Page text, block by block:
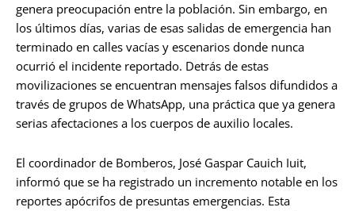
genera preocupación entre la población. Sin embargo, en
los últimos días, varias de esas salidas de emergencia han
terminado en calles vacías y escenarios donde nunca
ocurrió el incidente reportado. Detrás de estas
movilizaciones se encuentran mensajes falsos difundidos a
través de grupos de WhatsApp, una práctica que ya genera
serias afectaciones a los cuerpos de auxilio locales.
El coordinador de Bomberos, José Gaspar Cauich Iuit,
informó que se ha registrado un incremento notable en los
reportes apócrifos de presuntas emergencias. Esta